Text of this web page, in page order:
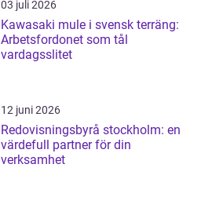
03 juli 2026
Kawasaki mule i svensk terräng:
Arbetsfordonet som tål
vardagsslitet
12 juni 2026
Redovisningsbyrå stockholm: en
värdefull partner för din
verksamhet